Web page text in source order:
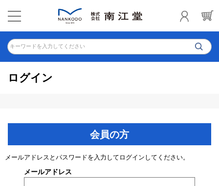
キーワードを入力してください
ログイン
会員の方
メールアドレスとパスワードを入力してログインしてください。
メールアドレス